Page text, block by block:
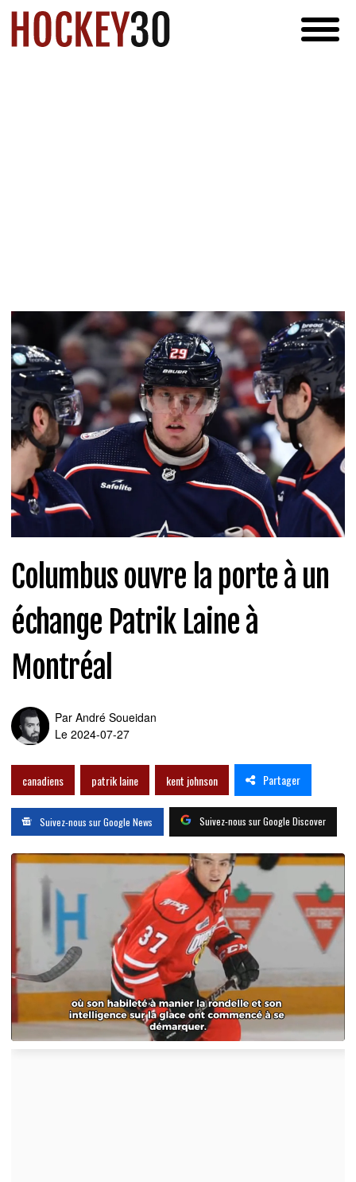
Columbus ouvre la porte à un
échange Patrik Laine à
Montréal
Par André Soueidan
Le 2024-07-27
canadiens patrik laine kent johnson Partager
Suivez-nous sur Google News Suivez-nous sur Google Discover